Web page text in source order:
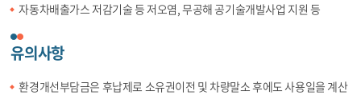
자동차배출가스 저감기술 등 저오염, 무공해 공기술개발사업 지원 등
유의사항
환경개선부담금은 후납제로 소유권이전 및 차량말소 후에도 사용일을 계산